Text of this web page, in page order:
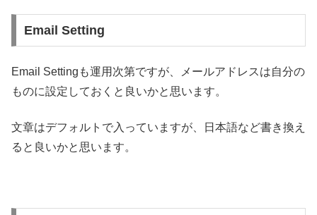
Email Setting
Email Settingも運用次第ですが、メールアドレスは自分の
ものに設定しておくと良いかと思います。
文章はデフォルトで入っていますが、日本語など書き換え
ると良いかと思います。